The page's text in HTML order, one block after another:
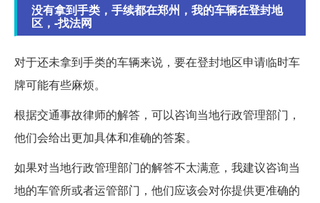
没有拿到手类，手续都在郑州，我的车辆在登封地
区，-找法网
对于还未拿到手类的车辆来说，要在登封地区申请临时车
牌可能有些麻烦。
根据交通事故律师的解答，可以咨询当地行政管理部门，
他们会给出更加具体和准确的答案。
如果对当地行政管理部门的解答不太满意，我建议咨询当
地的车管所或者运管部门，他们应该会对你提供更准确的